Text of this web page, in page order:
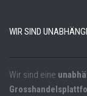
WIR SIND
Wir sind eine